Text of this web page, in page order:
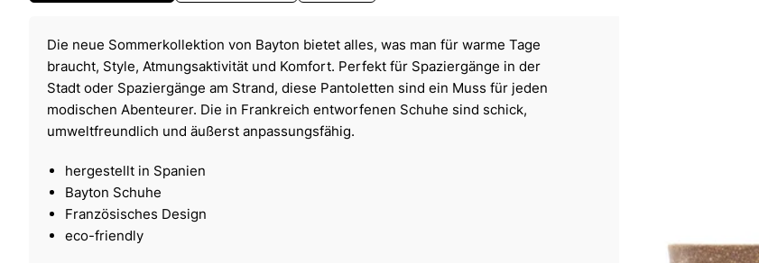
Die neue Sommerkollektion von Bayton bietet alles, was man für warme Tage
braucht, Style, Atmungsaktivität und Komfort. Perfekt für Spaziergänge in der
Stadt oder Spaziergänge am Strand, diese Pantoletten sind ein Muss für jeden
modischen Abenteurer. Die in Frankreich entworfenen Schuhe sind schick,
umweltfreundlich und äußerst anpassungsfähig.
hergestellt in Spanien
Bayton Schuhe
Französisches Design
eco-friendly